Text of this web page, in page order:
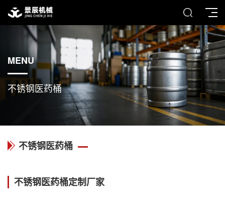
MENU
不锈钢医药桶
不锈钢医药桶
不锈钢医药桶定制厂家